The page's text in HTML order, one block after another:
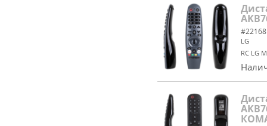
#22168
LG
RC LG